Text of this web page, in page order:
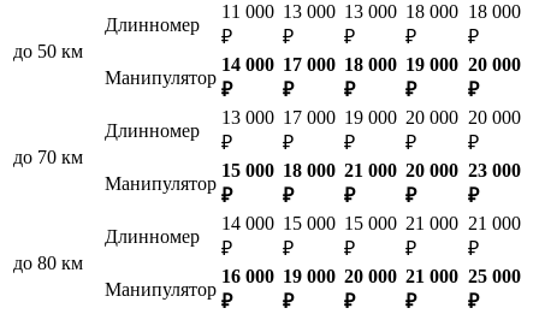
до 50 км
Длинномер
11 000
₽
13 000
₽
13 000
₽
18 000
₽
18 000
₽
Манипулятор
14 000
₽
17 000
₽
18 000
₽
19 000
₽
20 000
₽
до 70 км
Длинномер
13 000
₽
17 000
₽
19 000
₽
20 000
₽
20 000
₽
Манипулятор
15 000
₽
18 000
₽
21 000
₽
20 000
₽
23 000
₽
до 80 км
Длинномер
14 000
₽
15 000
₽
15 000
₽
21 000
₽
21 000
₽
Манипулятор
16 000
₽
19 000
₽
20 000
₽
21 000
₽
25 000
₽